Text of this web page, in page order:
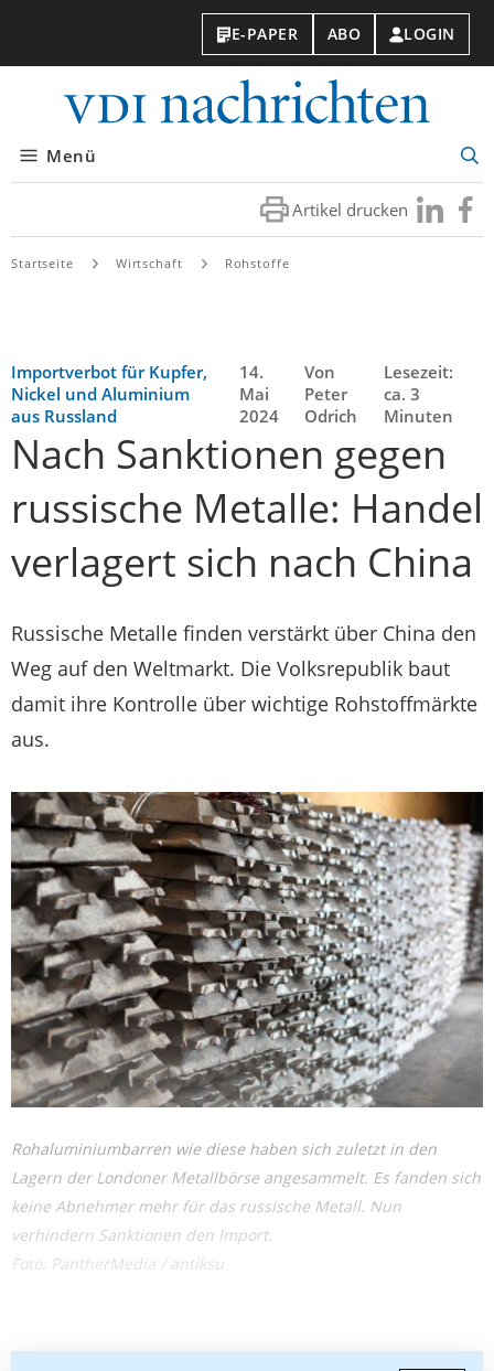
E-PAPER ABO LOGIN
Menü
Artikel drucken Besuchen
Sie
Sie
Startseite Wirtschaft Rohstoffe
Importverbot für Kupfer,
Nickel und Aluminium
aus Russland
14.
Mai
2024
Von
Peter
Odrich
Lesezeit:
ca. 3
Minuten
Nach Sanktionen gegen
russische Metalle: Handel
verlagert sich nach China
Russische Metalle finden verstärkt über China den
Weg auf den Weltmarkt. Die Volksrepublik baut
damit ihre Kontrolle über wichtige Rohstoffmärkte
aus.
Rohaluminiumbarren wie diese haben sich zuletzt in den
Lagern der Londoner Metallbörse angesammelt. Es fanden sich
keine Abnehmer mehr für das russische Metall. Nun
verhindern Sanktionen den Import.
Foto: PantherMedia / antiksu